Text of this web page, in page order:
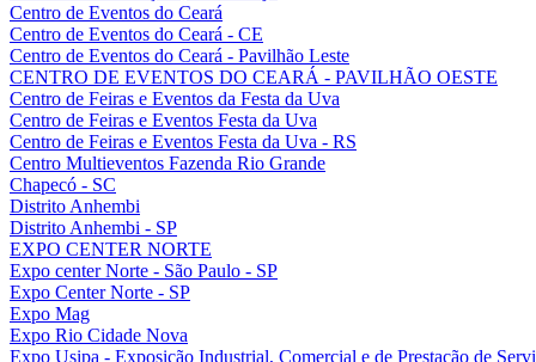
Centro de Eventos do Ceará
Centro de Eventos do Ceará - CE
Centro de Eventos do Ceará - Pavilhão Leste
CENTRO DE EVENTOS DO CEARÁ - PAVILHÃO OESTE
Centro de Feiras e Eventos da Festa da Uva
Centro de Feiras e Eventos Festa da Uva
Centro de Feiras e Eventos Festa da Uva - RS
Centro Multieventos Fazenda Rio Grande
Chapecó - SC
Distrito Anhembi
Distrito Anhembi - SP
EXPO CENTER NORTE
Expo center Norte - São Paulo - SP
Expo Center Norte - SP
Expo Mag
Expo Rio Cidade Nova
Expo Usipa - Exposição Industrial, Comercial e de Prestação de